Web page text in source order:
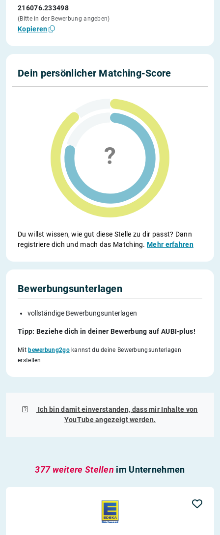
216076.233498
(Bitte in der Bewerbung angeben)
Kopieren
Dein persönlicher Matching-Score
Du willst wissen, wie gut diese Stelle zu dir passt? Dann
registriere dich und mach das Matching.Mehr erfahren
Bewerbungsunterlagen
vollständige Bewerbungsunterlagen
Tipp: Beziehe dich in deiner Bewerbung auf AUBI-plus!
Mit bewerbung2gokannst du deine Bewerbungsunterlagen
erstellen.
Ich bin damit einverstanden, dass mir Inhalte von
YouTubeangezeigt werden.
377 weitere Stellen im Unternehmen